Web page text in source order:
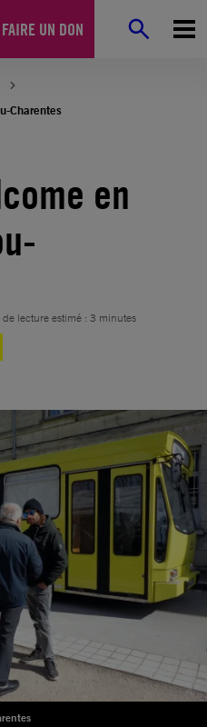
FAIRE UN DON
Charentes
en
de lecture estimé : 3 minutes